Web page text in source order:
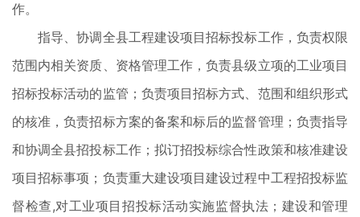
作。
指导、协调全县工程建设项目招标投标工作，负责权限
范围内相关资质、资格管理工作，负责县级立项的工业项目
招标投标活动的监管；负责项目招标方式、范围和组织形式
的核准，负责招标方案的备案和标后的监督管理；负责指导
和协调全县招投标工作；拟订招投标综合性政策和核准建设
项目招标事项；负责重大建设项目建设过程中工程招投标监
督检查,对工业项目招投标活动实施监督执法；建设和管理